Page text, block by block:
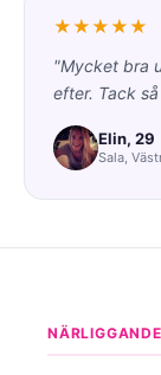
★★★★★
"Mycket bra
efter. Tack
Elin, 29
Sala,